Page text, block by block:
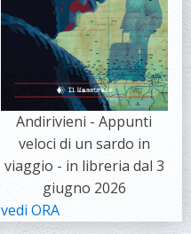
Andirivieni - Appunti
veloci di un sardo in
viaggio - in libreria dal 3
giugno 2026
vedi ORA